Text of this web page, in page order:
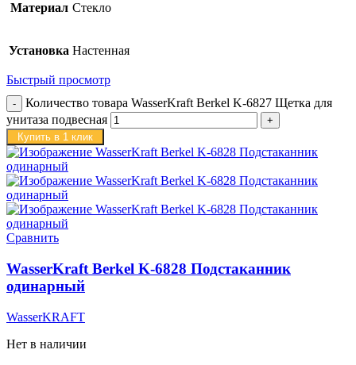
Материал Стекло
Установка Настенная
Быстрый просмотр
Количество товара WasserKraft Berkel K-6827 Щетка для
унитаза подвесная
Купить в 1 клик
Сравнить
WasserKraft Berkel K-6828 Подстаканник
одинарный
WasserKRAFT
Нет в наличии